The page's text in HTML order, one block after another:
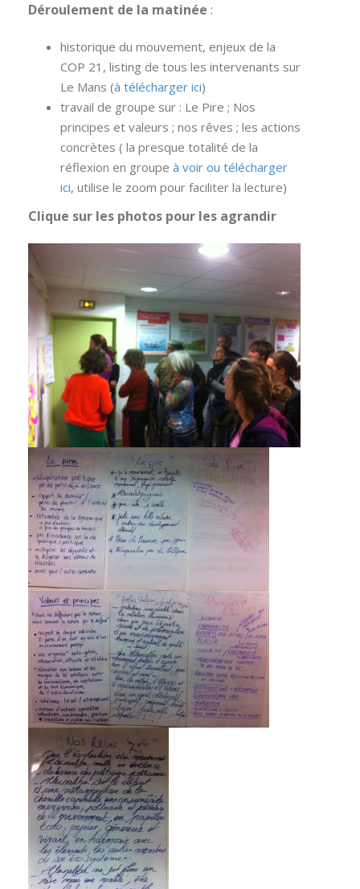
Déroulement de la matinée :
historique du mouvement, enjeux de la
COP 21, listing de tous les intervenants sur
Le Mans (à télécharger ici)
travail de groupe sur : Le Pire ; Nos
principes et valeurs ; nos rêves ; les actions
concrètes ( la presque totalité de la
réflexion en groupe à voir ou télécharger
ici, utilise le zoom pour faciliter la lecture)
Clique sur les photos pour les agrandir